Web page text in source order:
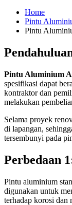
Home
Pintu
Pintu
Pintu Aluminium
spesifikasi dapat
kontraktor dan
melakukan
Selama proyek
di lapangan,
tersembunyi pada
Perbedaan
Pintu aluminium
digunakan untuk
terhadap korosi dan